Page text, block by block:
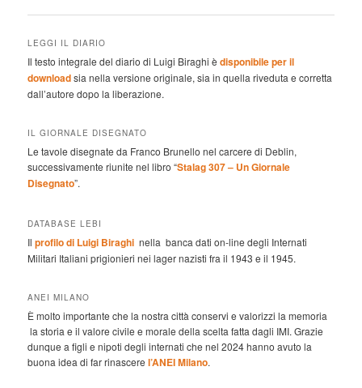
LEGGI IL DIARIO
Il testo integrale del diario di Luigi Biraghi èdisponibile per il
downloadsia nella versione originale, sia in quella riveduta e corretta
dall’autore dopo la liberazione.
IL GIORNALE DISEGNATO
Le tavole disegnate da Franco Brunello nel carcere di Deblin,
successivamente riunite nel libro “Stalag 307 – Un Giornale
Disegnato”.
DATABASE LEBI
Ilprofilo di Luigi Biraghi nella banca dati on-line degli Internati
Militari Italiani prigionieri nei lager nazisti fra il 1943 e il 1945.
ANEI MILANO
È molto importante che la nostra città conservi e valorizzi la memoria
la storia e il valore civile e morale della scelta fatta dagli IMI. Grazie
dunque a figli e nipoti degli internati che nel 2024 hanno avuto la
buona idea di far rinascerel’ANEI Milano.